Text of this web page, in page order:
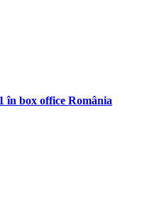
în box office România